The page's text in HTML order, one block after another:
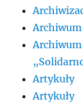
Artykuły
Artykuły